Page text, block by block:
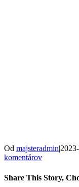
Od majsteradmin|
komentárov
Share This Story,